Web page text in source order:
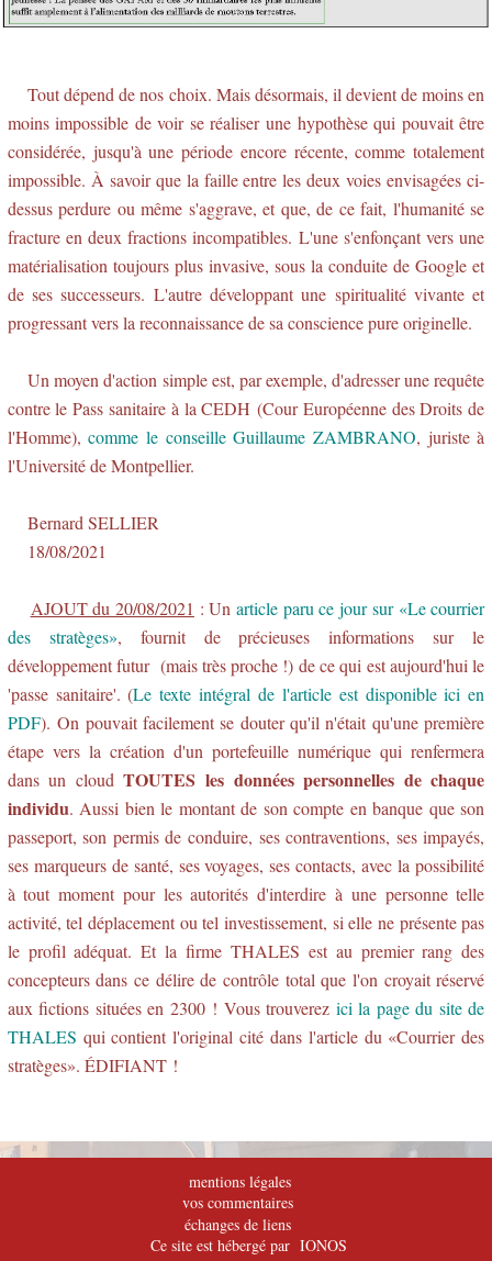
Tout dépend de nos choix. Mais désormais, il devient de moins en
moins impossible de voir se réaliser une hypothèse qui pouvait être
considérée, jusqu'à une période encore récente, comme totalement
impossible. À savoir que la faille entre les deux voies envisagées ci-
dessus perdure ou même s'aggrave, et que, de ce fait, l'humanité se
fracture en deux fractions incompatibles. L'une s'enfonçant vers une
matérialisation toujours plus invasive, sous la conduite de Google et
de ses successeurs. L'autre développant une spiritualité vivante et
progressant vers la reconnaissance de sa conscience pure originelle.
Un moyen d'action simple est, par exemple, d'adresser une requête
contre le Pass sanitaire à la CEDH (Cour Européenne des Droits de
l'Homme),comme le conseille Guillaume ZAMBRANO, juriste à
l'Université de Montpellier.
Bernard SELLIER
18/08/2021
AJOUT du 20/08/2021 : Unarticle paru ce jour sur «Le courrier
des stratèges», fournit de précieuses informations sur le
développement futur (mais très proche !) de ce qui est aujourd'hui le
'passe sanitaire'. (Le texte intégral de l'article est disponible ici en
PDF). On pouvait facilement se douter qu'il n'était qu'une première
étape vers la création d'un portefeuille numérique qui renfermera
dans un cloudTOUTES les données personnelles de chaque
individu. Aussi bien le montant de son compte en banque que son
passeport, son permis de conduire, ses contraventions, ses impayés,
ses marqueurs de santé, ses voyages, ses contacts, avec la possibilité
à tout moment pour les autorités d'interdire à une personne telle
activité, tel déplacement ou tel investissement, si elle ne présente pas
le profil adéquat. Et la firme THALES est au premier rang des
concepteurs dans ce délire de contrôle total que l'on croyait réservé
aux fictions situées en 2300 ! Vous trouverez ici la page du site de
THALES qui contient l'original cité dans l'article du «Courrier des
stratèges». ÉDIFIANT !
mentions légales
vos commentaires
échanges de liens
Ce site est hébergé par IONOS